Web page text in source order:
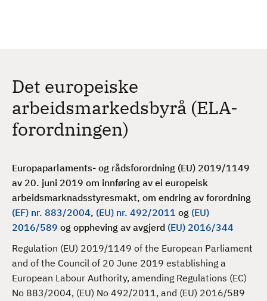
Det europeiske
arbeidsmarkedsbyrå (ELA-
forordningen)
Europaparlaments- og rådsforordning (EU) 2019/1149
av 20. juni 2019 om innføring av ei europeisk
arbeidsmarknadsstyresmakt, om endring av forordning
(EF) nr. 883/2004, (EU) nr. 492/2011 og (EU)
2016/589 og oppheving av avgjerd (EU) 2016/344
Regulation (EU) 2019/1149 of the European Parliament
and of the Council of 20 June 2019 establishing a
European Labour Authority, amending Regulations (EC)
No 883/2004, (EU) No 492/2011, and (EU) 2016/589